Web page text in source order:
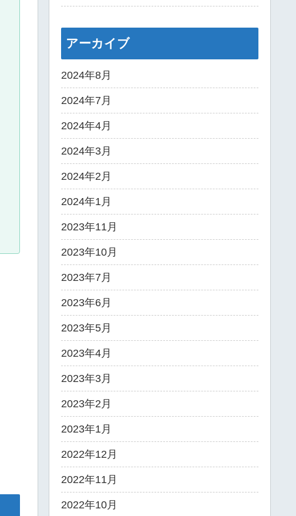
アーカイブ
2024年8月
2024年7月
2024年4月
2024年3月
2024年2月
2024年1月
2023年11月
2023年10月
2023年7月
2023年6月
2023年5月
2023年4月
2023年3月
2023年2月
2023年1月
2022年12月
2022年11月
2022年10月